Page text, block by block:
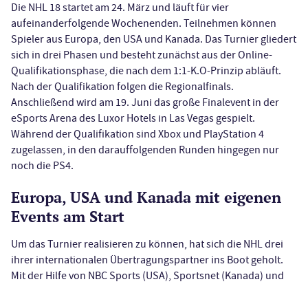
Die NHL 18 startet am 24. März und läuft für vier
aufeinanderfolgende Wochenenden. Teilnehmen können
Spieler aus Europa, den USA und Kanada. Das Turnier gliedert
sich in drei Phasen und besteht zunächst aus der Online-
Qualifikationsphase, die nach dem 1:1-K.O-Prinzip abläuft.
Nach der Qualifikation folgen die Regionalfinals.
Anschließend wird am 19. Juni das große Finalevent in der
eSports Arena des Luxor Hotels in Las Vegas gespielt.
Während der Qualifikation sind Xbox und PlayStation 4
zugelassen, in den darauffolgenden Runden hingegen nur
noch die PS4.
Europa, USA und Kanada mit eigenen
Events am Start
Um das Turnier realisieren zu können, hat sich die NHL drei
ihrer internationalen Übertragungspartner ins Boot geholt.
Mit der Hilfe von NBC Sports (USA), Sportsnet (Kanada) und